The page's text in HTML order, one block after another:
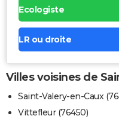
Ecologiste
LR ou droite
Villes voisines de
Saint-Valery-en-Caux
Vittefleur (76450)